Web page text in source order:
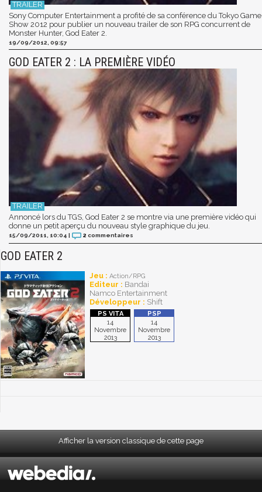
Sony Computer Entertainment a profité de sa conférence du Tokyo Game
Show 2012 pour publier un nouveau trailer de son RPG concurrent de
Monster Hunter, God Eater 2.
19/09/2012, 09:57
GOD EATER 2 : LA PREMIÈRE VIDÉO
Annoncé lors du TGS, God Eater 2 se montre via une première vidéo qui
donne un petit aperçu du nouveau style graphique du jeu.
15/09/2011, 10:04 | 2 commentaires
GOD EATER 2
Jeu : Action/RPG
Editeur : Bandai
Namco Entertainment
Développeur : Shift
14
Novembre
2013
14
Novembre
2013
Afficher la version classique de cette page